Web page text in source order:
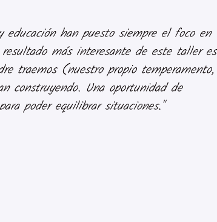
han puesto siempre el foco en
más interesante de este taller es
traemos (nuestro propio temperamento,
construyendo. Una oportunidad de
poder equilibrar situaciones."